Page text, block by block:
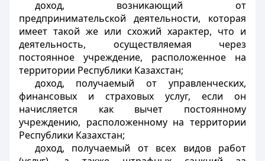
доход, возникающий от
предпринимательской деятельности, которая
имеет такой же или схожий характер, что и
деятельность, осуществляемая через
постоянное учреждение, расположенное на
территории Республики Казахстан;
доход, получаемый от управленческих,
финансовых и страховых услуг, если он
начисляется как вычет постоянному
учреждению, расположенному на территории
Республики Казахстан;
доход, получаемый от всех видов работ